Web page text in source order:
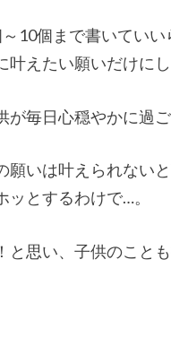
10個まで書いてい
叶えたい願いだけに
が毎日心穏やかに過ご
願いは叶えられない
ッとするわけで…。
と思い、子供のことも